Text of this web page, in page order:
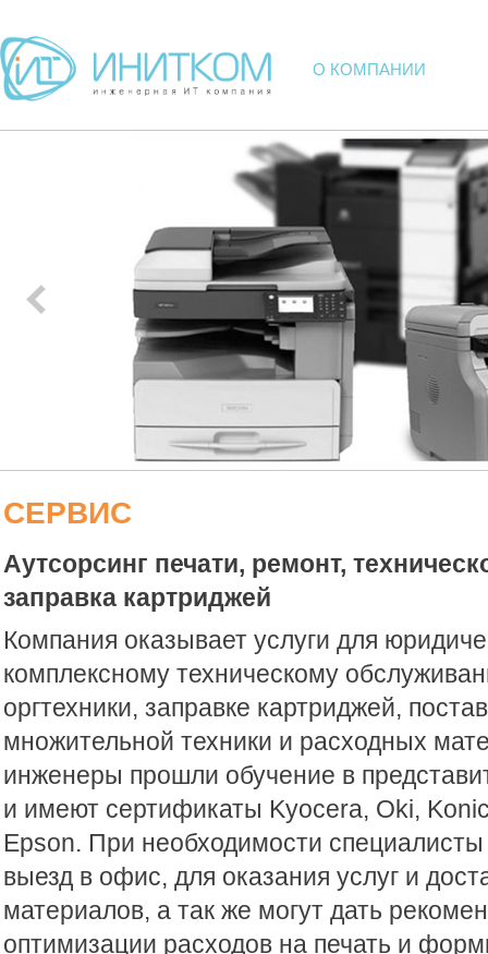
О КОМПАНИИ
СЕРВИС
Аутсорсинг печати, ремонт,
заправка картриджей
Компания оказывает услуги для
комплексному техническому
оргтехники, заправке картриджей,
множительной техники и расходных
инженеры прошли обучение в
и имеют сертификаты Kyocera, Oki,
Epson. При необходимости
выезд в офис, для оказания услуг и
материалов, а так же могут дать
оптимизации расходов на печать и